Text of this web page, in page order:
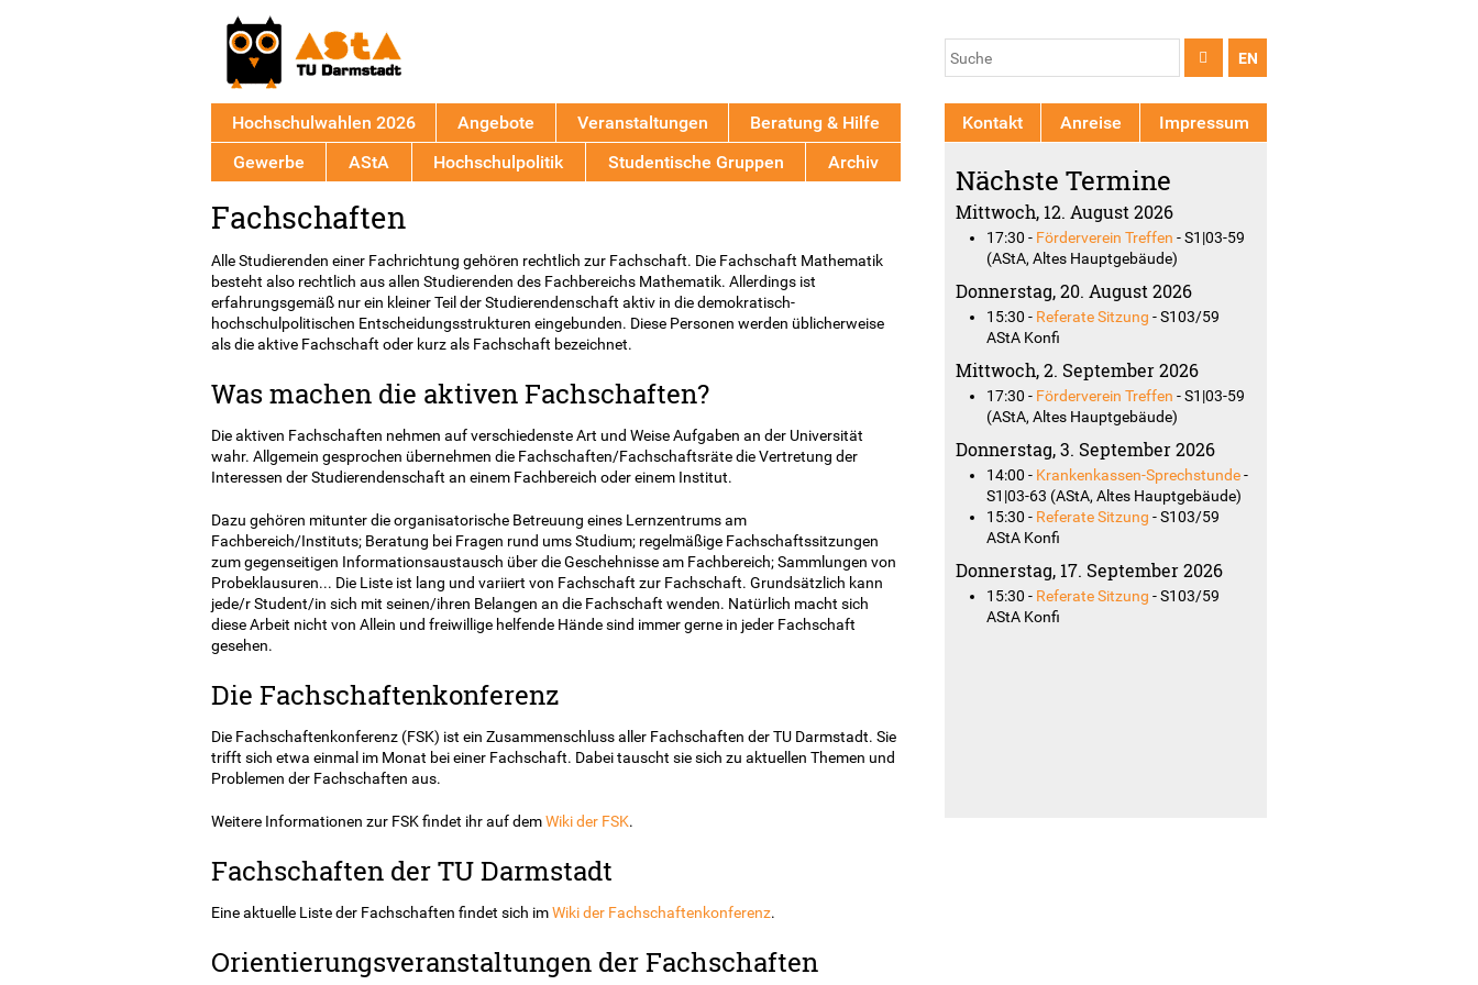
EN
Suchformular
Suche
to
top
Fachschaften
Alle Studierenden einer Fachrichtung gehören rechtlich zur Fachschaft. Die Fachschaft Mathematik
besteht also rechtlich aus allen Studierenden des Fachbereichs Mathematik. Allerdings ist
erfahrungsgemäß nur ein kleiner Teil der Studierendenschaft aktiv in die demokratisch-
hochschulpolitischen Entscheidungsstrukturen eingebunden. Diese Personen werden üblicherweise
als die aktive Fachschaft oder kurz als Fachschaft bezeichnet.
Was machen die aktiven Fachschaften?
Die aktiven Fachschaften nehmen auf verschiedenste Art und Weise Aufgaben an der Universität
wahr. Allgemein gesprochen übernehmen die Fachschaften/Fachschaftsräte die Vertretung der
Interessen der Studierendenschaft an einem Fachbereich oder einem Institut.
Dazu gehören mitunter die organisatorische Betreuung eines Lernzentrums am
Fachbereich/Instituts; Beratung bei Fragen rund ums Studium; regelmäßige Fachschaftssitzungen
zum gegenseitigen Informationsaustausch über die Geschehnisse am Fachbereich; Sammlungen von
Probeklausuren... Die Liste ist lang und variiert von Fachschaft zur Fachschaft. Grundsätzlich kann
jede/r Student/in sich mit seinen/ihren Belangen an die Fachschaft wenden. Natürlich macht sich
diese Arbeit nicht von Allein und freiwillige helfende Hände sind immer gerne in jeder Fachschaft
gesehen.
Die Fachschaftenkonferenz
Die Fachschaftenkonferenz (FSK) ist ein Zusammenschluss aller Fachschaften der TU Darmstadt. Sie
trifft sich etwa einmal im Monat bei einer Fachschaft. Dabei tauscht sie sich zu aktuellen Themen und
Problemen der Fachschaften aus.
Weitere Informationen zur FSK findet ihr auf demWiki der FSK.
Fachschaften der TU Darmstadt
Eine aktuelle Liste der Fachschaften findet sich imWiki der Fachschaftenkonferenz.
Orientierungsveranstaltungen der Fachschaften
Hochschulwahlen 2026 Angebote Veranstaltungen
Beratung & Hilfe
Gewerbe
AStA Hochschulpolitik Studentische Gruppen Archiv
Kontakt Anreise Impressum
Nächste Termine
Mittwoch, 12. August 2026
17:30 - Förderverein Treffen -S1|03-59
(AStA, Altes Hauptgebäude)
Donnerstag, 20. August 2026
15:30 - Referate Sitzung -S103/59
AStA Konfi
Mittwoch, 2. September 2026
17:30 - Förderverein Treffen -S1|03-59
(AStA, Altes Hauptgebäude)
Donnerstag, 3. September 2026
14:00 - Krankenkassen-Sprechstunde -
S1|03-63 (AStA, Altes Hauptgebäude)
15:30 - Referate Sitzung -S103/59
AStA Konfi
Donnerstag, 17. September 2026
15:30 - Referate Sitzung -S103/59
AStA Konfi